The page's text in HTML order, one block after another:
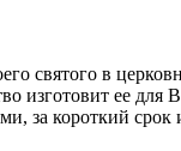
святого в
изготовит ее для
за короткий срок